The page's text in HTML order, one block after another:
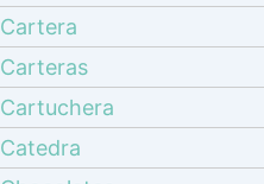
Cartera
Carteras
Cartuchera
Catedra